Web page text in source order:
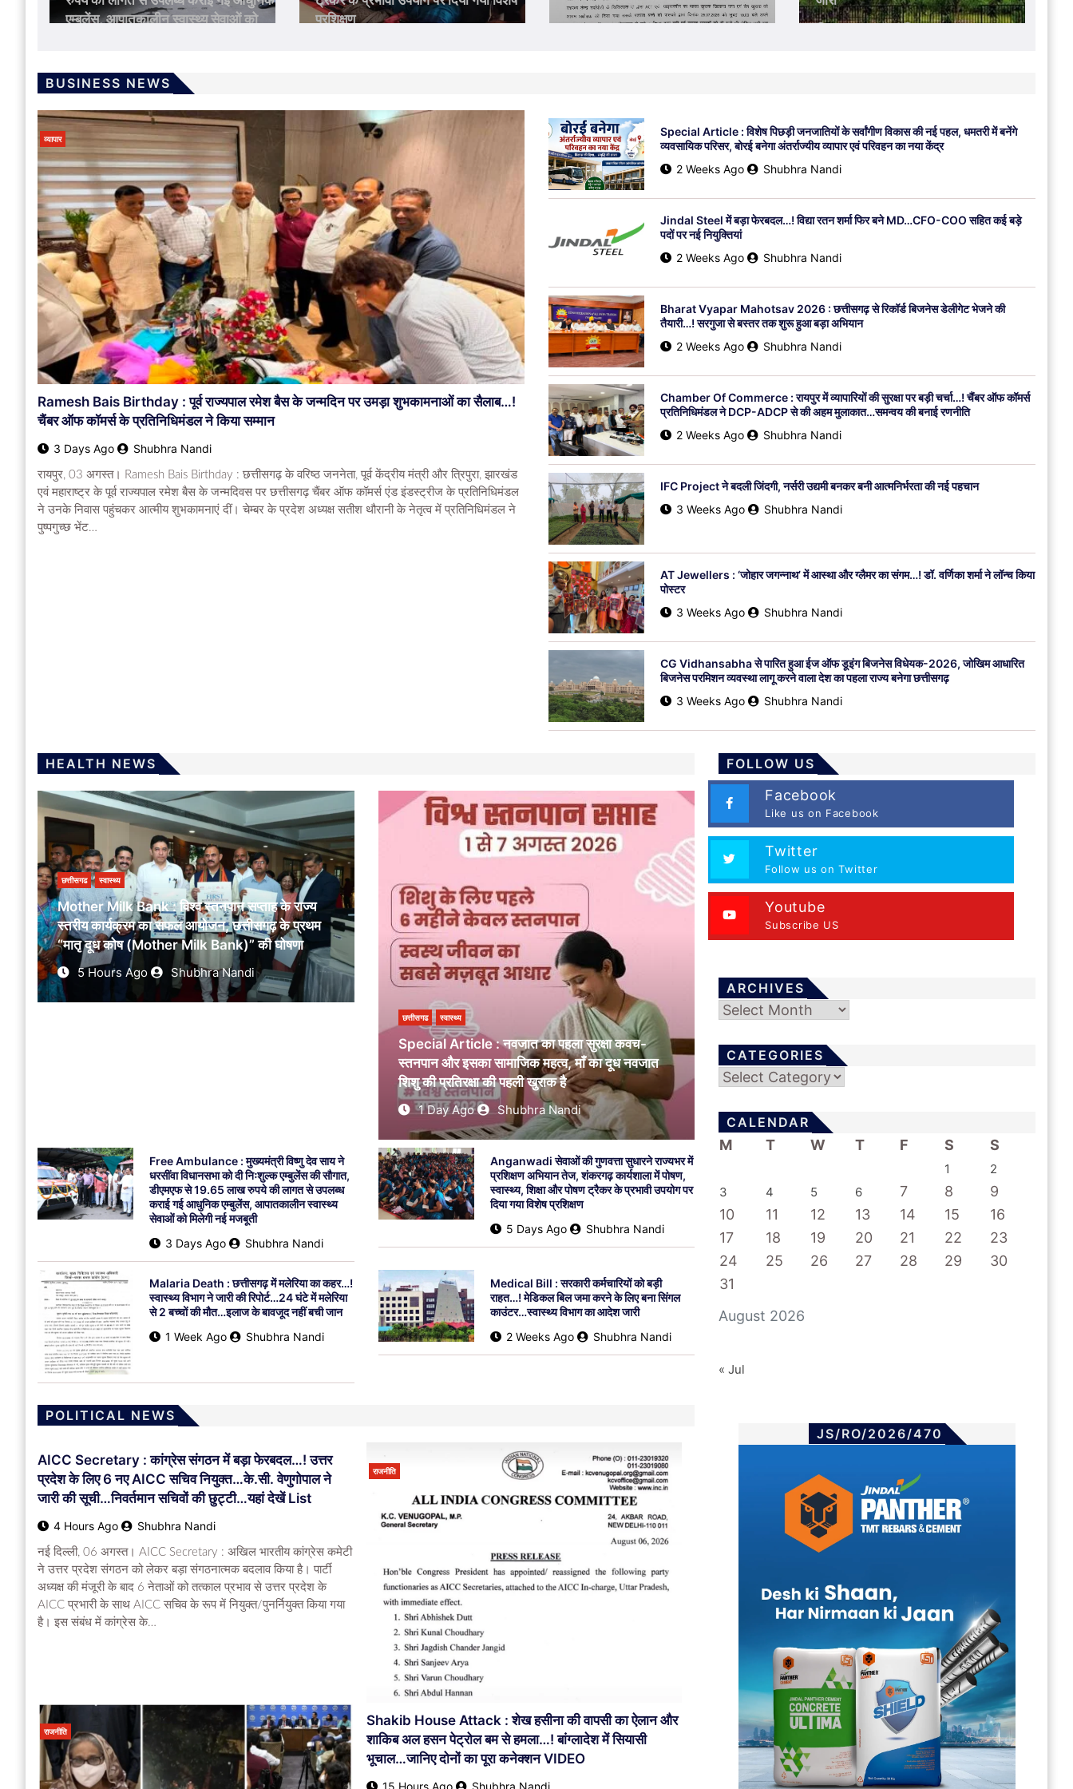
थी बच्ची…! कुछ देर बाद राहगीरों ने झाड़ियों के बीच
हत्या के एंगल से जांच में जुटी पुलिस
3 Days Ago Shubhra Nandi
जुर्म मध्यप्रदेश
Newborn Death : दिल दहला देने वाला
मामला…! अविवाहित बेटी के नवजात को गोबर के ढेर
में जिंदा दफनाया…फिर नाना ने खाया जहर…गांव वालों
की सतर्कता से खुला राज
4 Days Ago Shubhra Nandi
Big Blackmail : बिलासपुर में सनसनी…! महज
आधा किलो सोना…परिवार को अकाउंट खाली होने पर
मिली जानकारी….मास्टरमाइंड ASI का बेटा दोस्तों के
साथ होटल में करता रहा मौज
4 Days Ago Shubhra Nandi
15 Hours Ago Shubhra Nandi
राजनीति
Jantar Mantar Protest : PM मोदी को
बयान…! स्क्रीनशॉट साझा कर बोली- एक भी
बुर्के वाली बेटी ने भौंडा प्रदर्शन नहीं किया…हिंदू
पेरेंट्स को नसीहत
5 Days Ago
Crisis In Congress : छत्तीसगढ़ में
कांग्रेस वापसी का एकमात्र रास्ता…मज़बूत
बाद घमासान…कांग्रेस नेता को थमाया नोटिस
7 Days Ago
प्रशिक्षण
1 Week Ago Shubhra Nandi 2 Weeks Ago Shubhra Nandi 2 Weeks Ago Shubhra Nandi
BUSINESS NEWS
व्यापार
Ramesh Bais Birthday : पूर्व राज्यपाल रमेश बैस के जन्मदिन पर उमड़ा शुभकामनाओं का सैलाब…!
चैंबर ऑफ कॉमर्स के प्रतिनिधिमंडल ने किया सम्मान
3 Days Ago Shubhra Nandi
रायपुर, 03 अगस्त। Ramesh Bais Birthday : छत्तीसगढ़ के वरिष्ठ जननेता, पूर्व केंद्रीय मंत्री और त्रिपुरा, झारखंड
एवं महाराष्ट्र के पूर्व राज्यपाल रमेश बैस के जन्मदिवस पर छत्तीसगढ़ चैंबर ऑफ कॉमर्स एंड इंडस्ट्रीज के प्रतिनिधिमंडल
ने उनके निवास पहुंचकर आत्मीय शुभकामनाएं दीं। चेम्बर के प्रदेश अध्यक्ष सतीश थौरानी के नेतृत्व में प्रतिनिधिमंडल ने
पुष्पगुच्छ भेंट…
Special Article : विशेष पिछड़ी जनजातियों के सर्वांगीण विकास की नई पहल, धमतरी में बनेंगे
व्यवसायिक परिसर, बोरई बनेगा अंतर्राज्यीय व्यापार एवं परिवहन का नया केंद्र
2 Weeks Ago
Shubhra Nandi
Jindal Steel में बड़ा फेरबदल…! विद्या रतन शर्मा फिर बने MD…CFO-COO सहित कई बड़े
पदों पर नई नियुक्तियां
2 Weeks Ago
Shubhra Nandi
Bharat Vyapar Mahotsav 2026 : छत्तीसगढ़ से रिकॉर्ड बिजनेस डेलीगेट भेजने की
तैयारी…! सरगुजा से बस्तर तक शुरू हुआ बड़ा अभियान
2 Weeks Ago
Shubhra Nandi
Chamber Of Commerce : रायपुर में व्यापारियों की सुरक्षा पर बड़ी चर्चा…! चैंबर ऑफ कॉमर्स
प्रतिनिधिमंडल ने DCP-ADCP से की अहम मुलाकात…समन्वय की बनाई रणनीति
2 Weeks Ago
Shubhra Nandi
IFC Project ने बदली जिंदगी, नर्सरी उद्यमी बनकर बनी आत्मनिर्भरता की नई पहचान
3 Weeks Ago
Shubhra Nandi
AT Jewellers : ‘जोहार जगन्नाथ’ में आस्था और ग्लैमर का संगम…! डॉ. वर्णिका शर्मा ने लॉन्च किया
पोस्टर
3 Weeks Ago
Shubhra Nandi
CG Vidhansabha से पारित हुआ ईज ऑफ डूइंग बिजनेस विधेयक-2026, जोखिम आधारित
बिजनेस परमिशन व्यवस्था लागू करने वाला देश का पहला राज्य बनेगा छत्तीसगढ़
3 Weeks Ago
Shubhra Nandi
HEALTH NEWS
छत्तीसगढ स्वास्थ्य
Mother Milk Bank : विश्व स्तनपान सप्ताह के राज्य
स्तरीय कार्यक्रम का सफल आयोजन, छत्तीसगढ़ के प्रथम
“मातृ दूध कोष (Mother Milk Bank)” की घोषणा
5 Hours Ago Shubhra Nandi
छत्तीसगढ स्वास्थ्य
Special Article : नवजात का पहला सुरक्षा कवच-
स्तनपान और इसका सामाजिक महत्व, माँ का दूध नवजात
शिशु की प्रतिरक्षा की पहली खुराक है
1 Day Ago Shubhra Nandi
Free Ambulance : मुख्यमंत्री विष्णु देव साय ने
धरसींवा विधानसभा को दी निःशुल्क एम्बुलेंस की सौगात,
डीएमएफ से 19.65 लाख रुपये की लागत से उपलब्ध
कराई गई आधुनिक एम्बुलेंस, आपातकालीन स्वास्थ्य
सेवाओं को मिलेगी नई मजबूती
3 Days Ago
Shubhra Nandi
Anganwadi सेवाओं की गुणवत्ता सुधारने राज्यभर में
प्रशिक्षण अभियान तेज, शंकरगढ़ कार्यशाला में पोषण,
स्वास्थ्य, शिक्षा और पोषण ट्रैकर के प्रभावी उपयोग पर
दिया गया विशेष प्रशिक्षण
5 Days Ago
Shubhra Nandi
Malaria Death : छत्तीसगढ़ में मलेरिया का कहर…!
स्वास्थ्य विभाग ने जारी की रिपोर्ट…24 घंटे में मलेरिया
से 2 बच्चों की मौत…इलाज के बावजूद नहीं बची जान
1 Week Ago
Shubhra Nandi
Medical Bill : सरकारी कर्मचारियों को बड़ी
राहत…! मेडिकल बिल जमा करने के लिए बना सिंगल
काउंटर…स्वास्थ्य विभाग का आदेश जारी
2 Weeks Ago
Shubhra Nandi
POLITICAL NEWS
AICC Secretary : कांग्रेस संगठन में बड़ा फेरबदल…! उत्तर
प्रदेश के लिए 6 नए AICC सचिव नियुक्त…के.सी. वेणुगोपाल ने
जारी की सूची…निवर्तमान सचिवों की छुट्टी…यहां देखें List
4 Hours Ago Shubhra Nandi
नई दिल्ली, 06 अगस्त। AICC Secretary : अखिल भारतीय कांग्रेस कमेटी
ने उत्तर प्रदेश संगठन को लेकर बड़ा संगठनात्मक बदलाव किया है। पार्टी
अध्यक्ष की मंजूरी के बाद 6 नेताओं को तत्काल प्रभाव से उत्तर प्रदेश के
AICC प्रभारी के साथ AICC सचिव के रूप में नियुक्त/पुनर्नियुक्त किया गया
है। इस संबंध में कांग्रेस के…
राजनीति
राजनीति
Shakib House Attack : शेख हसीना की वापसी का ऐलान और
शाकिब अल हसन पेट्रोल बम से हमला…! बांग्लादेश में सियासी
भूचाल…जानिए दोनों का पूरा कनेक्शन VIDEO
FOLLOW US
Facebook
Like us on Facebook
Twitter
Follow us on Twitter
Youtube
Subscribe US
ARCHIVES
Archives
CATEGORIES
Categories
CALENDAR
August 2026
M T W T F S S
1
2
3
4 5 6 7 8
9
10
11 12 13 14 15
16
17
18 19 20 21 22
23
24
25 26 27 28 29
30
31
« Jul
JS/RO/2026/470